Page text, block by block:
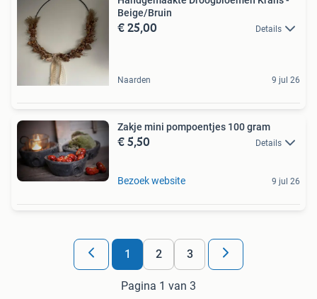
Beige/Bruin
€ 25,00 Details
Naarden 9 jul 26
Zakje mini pompoentjes 100 gram
€ 5,50 Details
Bezoek website 9 jul 26
1 2 3
Pagina 1 van 3